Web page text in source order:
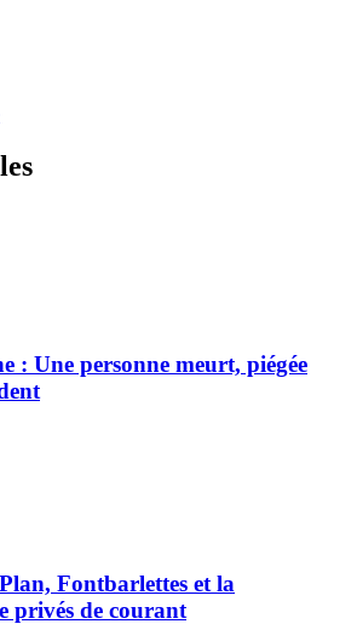
: Une personne meurt, piégée
Fontbarlettes et la
privés de courant